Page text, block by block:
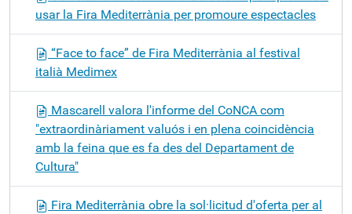
usar la Fira Mediterrània per promoure espectacles
“Face to face” de Fira Mediterrània al festival
italià Medimex
Mascarell valora l'informe del CoNCA com
"extraordinàriament valuós i en plena coincidència
amb la feina que es fa des del Departament de
Cultura"
Fira Mediterrània obre la sol·licitud d'oferta per al